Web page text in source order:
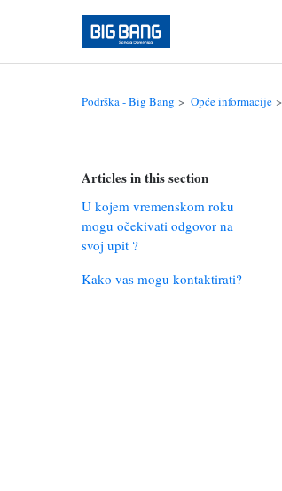
Podrška - Big Bang Opće informacije
Articles in this section
U kojem vremenskom roku
mogu očekivati odgovor na
svoj upit ?
Kako vas mogu kontaktirati?